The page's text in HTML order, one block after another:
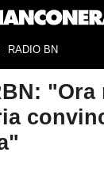
RADIO BN
"Ora